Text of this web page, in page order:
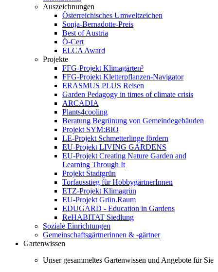
Auszeichnungen
Österreichisches Umweltzeichen
Sonja-Bernadotte-Preis
Best of Austria
Ö-Cert
ELCA Award
Projekte
FFG-Projekt Klimagärten³
FFG-Projekt Kletterpflanzen-Navigator
ERASMUS PLUS Reisen
Garden Pedagogy in times of climate crisis
ARCADIA
Plants4cooling
Beratung Begrünung von Gemeindegebäuden
Projekt SYM:BIO
LE-Projekt Schmetterlinge fördern
EU-Projekt LIVING GARDENS
EU-Projekt Creating Nature Garden and
Learning Through It
Projekt Stadtgrün
Torfausstieg für HobbygärtnerInnen
ETZ-Projekt Klimagrün
EU-Projekt Grün.Raum
EDUGARD - Education in Gardens
ReHABITAT Siedlung
Soziale Einrichtungen
Gemeinschaftsgärtnerinnen & -gärtner
Gartenwissen
Unser gesammeltes Gartenwissen und Angebote für Sie